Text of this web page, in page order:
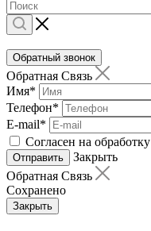
Обратный звонок
Обратная Связь
Имя*
Телефон*
E-mail*
Согласен на обработку
Отправить
Закрыть
Обратная Связь
Сохранено
Закрыть